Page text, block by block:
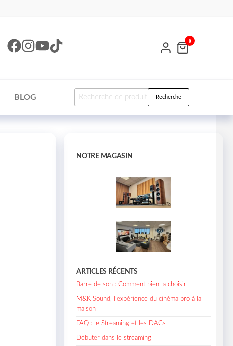
0
BLOG Recherche
NOTRE MAGASIN
ARTICLES RÉCENTS
Barre de son : Comment bien la choisir
M&K Sound, l’expérience du cinéma pro à la
maison
FAQ : le Streaming et les DACs
Débuter dans le streaming